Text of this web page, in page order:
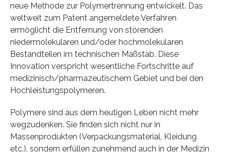
neue Methode zur Polymertrennung entwickelt. Das
weltweit zum Patent angemeldete Verfahren
ermöglicht die Entfernung von störenden
niedermolekularen und/oder hochmolekularen
Bestandteilen im technischen Maßstab. Diese
Innovation verspricht wesentliche Fortschritte auf
medizinisch/pharmazeutischem Gebiet und bei den
Hochleistungspolymeren.
Polymere sind aus dem heutigen Leben nicht mehr
wegzudenken. Sie finden sich nicht nur in
Massenprodukten (Verpackungsmaterial, Kleidung
etc.), sondern erfüllen zunehmend auch in der Medizin